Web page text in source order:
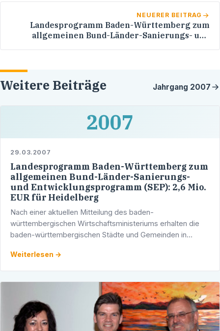
NEUERER BEITRAG
Landesprogramm Baden-Württemberg zum
allgemeinen Bund-Länder-Sanierungs- und
Weitere Beiträge Jahrgang 2007
2007
29.03.2007
Landesprogramm Baden-Württemberg zum
allgemeinen Bund-Länder-Sanierungs-
und Entwicklungsprogramm (SEP): 2,6 Mio.
EUR für Heidelberg
Nach einer aktuellen Mitteilung des baden-
württembergischen Wirtschaftsministeriums erhalten die
baden-württembergischen Städte und Gemeinden in
der …
Weiterlesen →